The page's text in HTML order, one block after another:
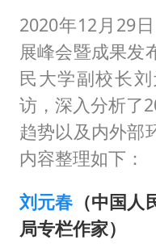
“
2020年12月29
展峰会暨成果发
民大学副校长
访，深入分析了
趋势以及内外部
内容整理如下：
刘元春 （中国
局专栏作家）